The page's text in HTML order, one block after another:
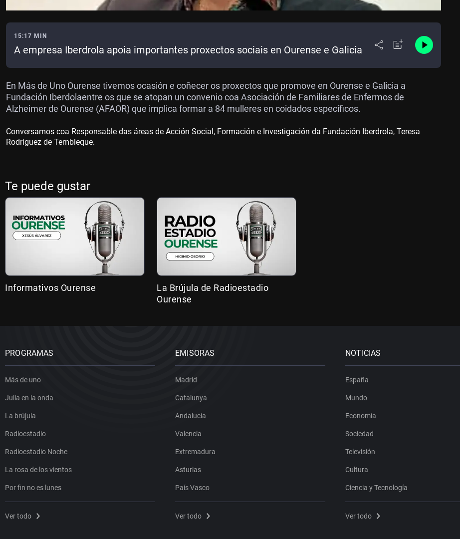
15:17 MIN
A empresa Iberdrola apoia importantes proxectos sociais en Ourense e Galicia
En Más de Uno Ourense tivemos ocasión e coñecer os proxectos que promove en Ourense e Galicia a
Fundación Iberdolaentre os que se atopan un convenio coa Asociación de Familiares de Enfermos de
Alzheimer de Ourense (AFAOR) que implica formar a 84 mulleres en coidados específicos.
Conversamos coa Responsable das áreas de Acción Social, Formación e Investigación da Fundación Iberdrola, Teresa
Rodríguez de Tembleque.
Te puede gustar
Informativos Ourense
La Brújula de Radioestadio
Ourense
PROGRAMAS
Más de uno
Julia en la onda
La brújula
Radioestadio
Radioestadio Noche
La rosa de los vientos
Por fin no es lunes
Ver todo
EMISORAS
Madrid
Catalunya
Andalucía
Valencia
Extremadura
Asturias
País Vasco
Ver todo
NOTICIAS
España
Mundo
Economía
Sociedad
Televisión
Cultura
Ciencia y Tecnología
Ver todo